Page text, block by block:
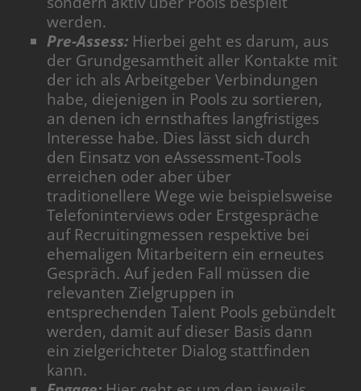
werden.
Pre-Assess: Hierbei geht es darum, aus
der Grundgesamtheit aller Kontakte mit
der ich als Arbeitgeber Verbindungen
habe, diejenigen in Pools zu sortieren,
an denen ich ernsthaftes langfristiges
Interesse habe. Dies lässt sich durch
den Einsatz von eAssessment-Tools
erreichen oder aber über
traditionellere Wege wie beispielsweise
Telefoninterviews oder Erstgespräche
auf Recruitingmessen respektive bei
ehemaligen Mitarbeitern ein erneutes
Gespräch. Auf jeden Fall müssen die
relevanten Zielgruppen in
entsprechenden Talent Pools gebündelt
werden, damit auf dieser Basis dann
ein zielgerichteter Dialog stattfinden
kann.